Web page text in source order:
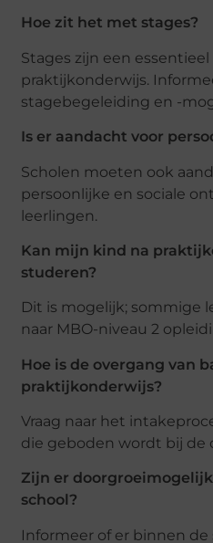
Hoe zit het met stages?
Stages zijn een
praktijkonderwijs.
stagebegeleiding en -
Is er aandacht voor
Scholen moeten ook
persoonlijke en sociale
leerlingen.
Kan mijn kind na
studeren?
Dit is mogelijk; sommige
naar MBO-niveau 2
Hoe is de overgang van
praktijkonderwijs?
Vraag naar het
die geboden wordt bij de
Zijn er
school?
Informeer of er binnen de